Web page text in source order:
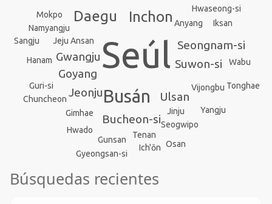
Seúl
Busán
Inchon
Daegu
Gwangju
Suwon-si
Goyang
Seongnam-si
Ulsan
Bucheon-si
Jeonju
Ansan
Anyang
Vijongbu
Hwaseong-si
Jeju
Tenan
Gimhae Jinju
Iksan
Mokpo
Gunsan
Chuncheon
Ich'ŏn
Guri-si
Yangju
Osan
Seogwipo
Hanam
Gyeongsan-si
Hwado
Sangju
Tonghae
Wabu
Namyangju
Búsquedas recientes